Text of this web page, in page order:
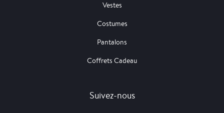
Vestes
Costumes
Pantalons
Coffrets Cadeau
Suivez-nous